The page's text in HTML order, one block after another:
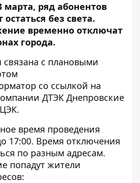
марта, ряд абонентов
без света.
временно отключат
города.
связана с плановыми
со ссылкой на
ДТЭК Днепровские
время проведения
17:00. Время отключения
по разным адресам.
попадут жители